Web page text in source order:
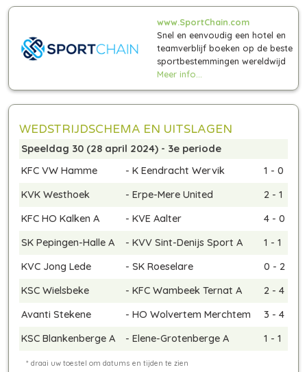
www.SportChain.com
Snel en eenvoudig een hotel en
teamverblijf boeken op de beste
sportbestemmingen wereldwijd
Meer info...
WEDSTRIJDSCHEMA EN UITSLAGEN
Speeldag 30 (28 april 2024) - 3e periode
KFC VW Hamme
- K Eendracht Wervik
1 - 0
KVK Westhoek
- Erpe-Mere United
2 - 1
KFC HO Kalken A
- KVE Aalter
4 - 0
SK Pepingen-Halle A
- KVV Sint-Denijs Sport A
1 - 1
KVC Jong Lede
- SK Roeselare
0 - 2
KSC Wielsbeke
- KFC Wambeek Ternat A
2 - 4
Avanti Stekene
- HO Wolvertem Merchtem
3 - 4
KSC Blankenberge A
- Elene-Grotenberge A 1 - 1